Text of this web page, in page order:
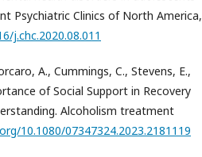
Psychiatric Clinics of North America,
j.chc.2020.08.011
A., Cummings, C., Stevens, E.,
of Social Support in Recovery
Alcoholism treatment
10.1080/07347324.2023.2181119